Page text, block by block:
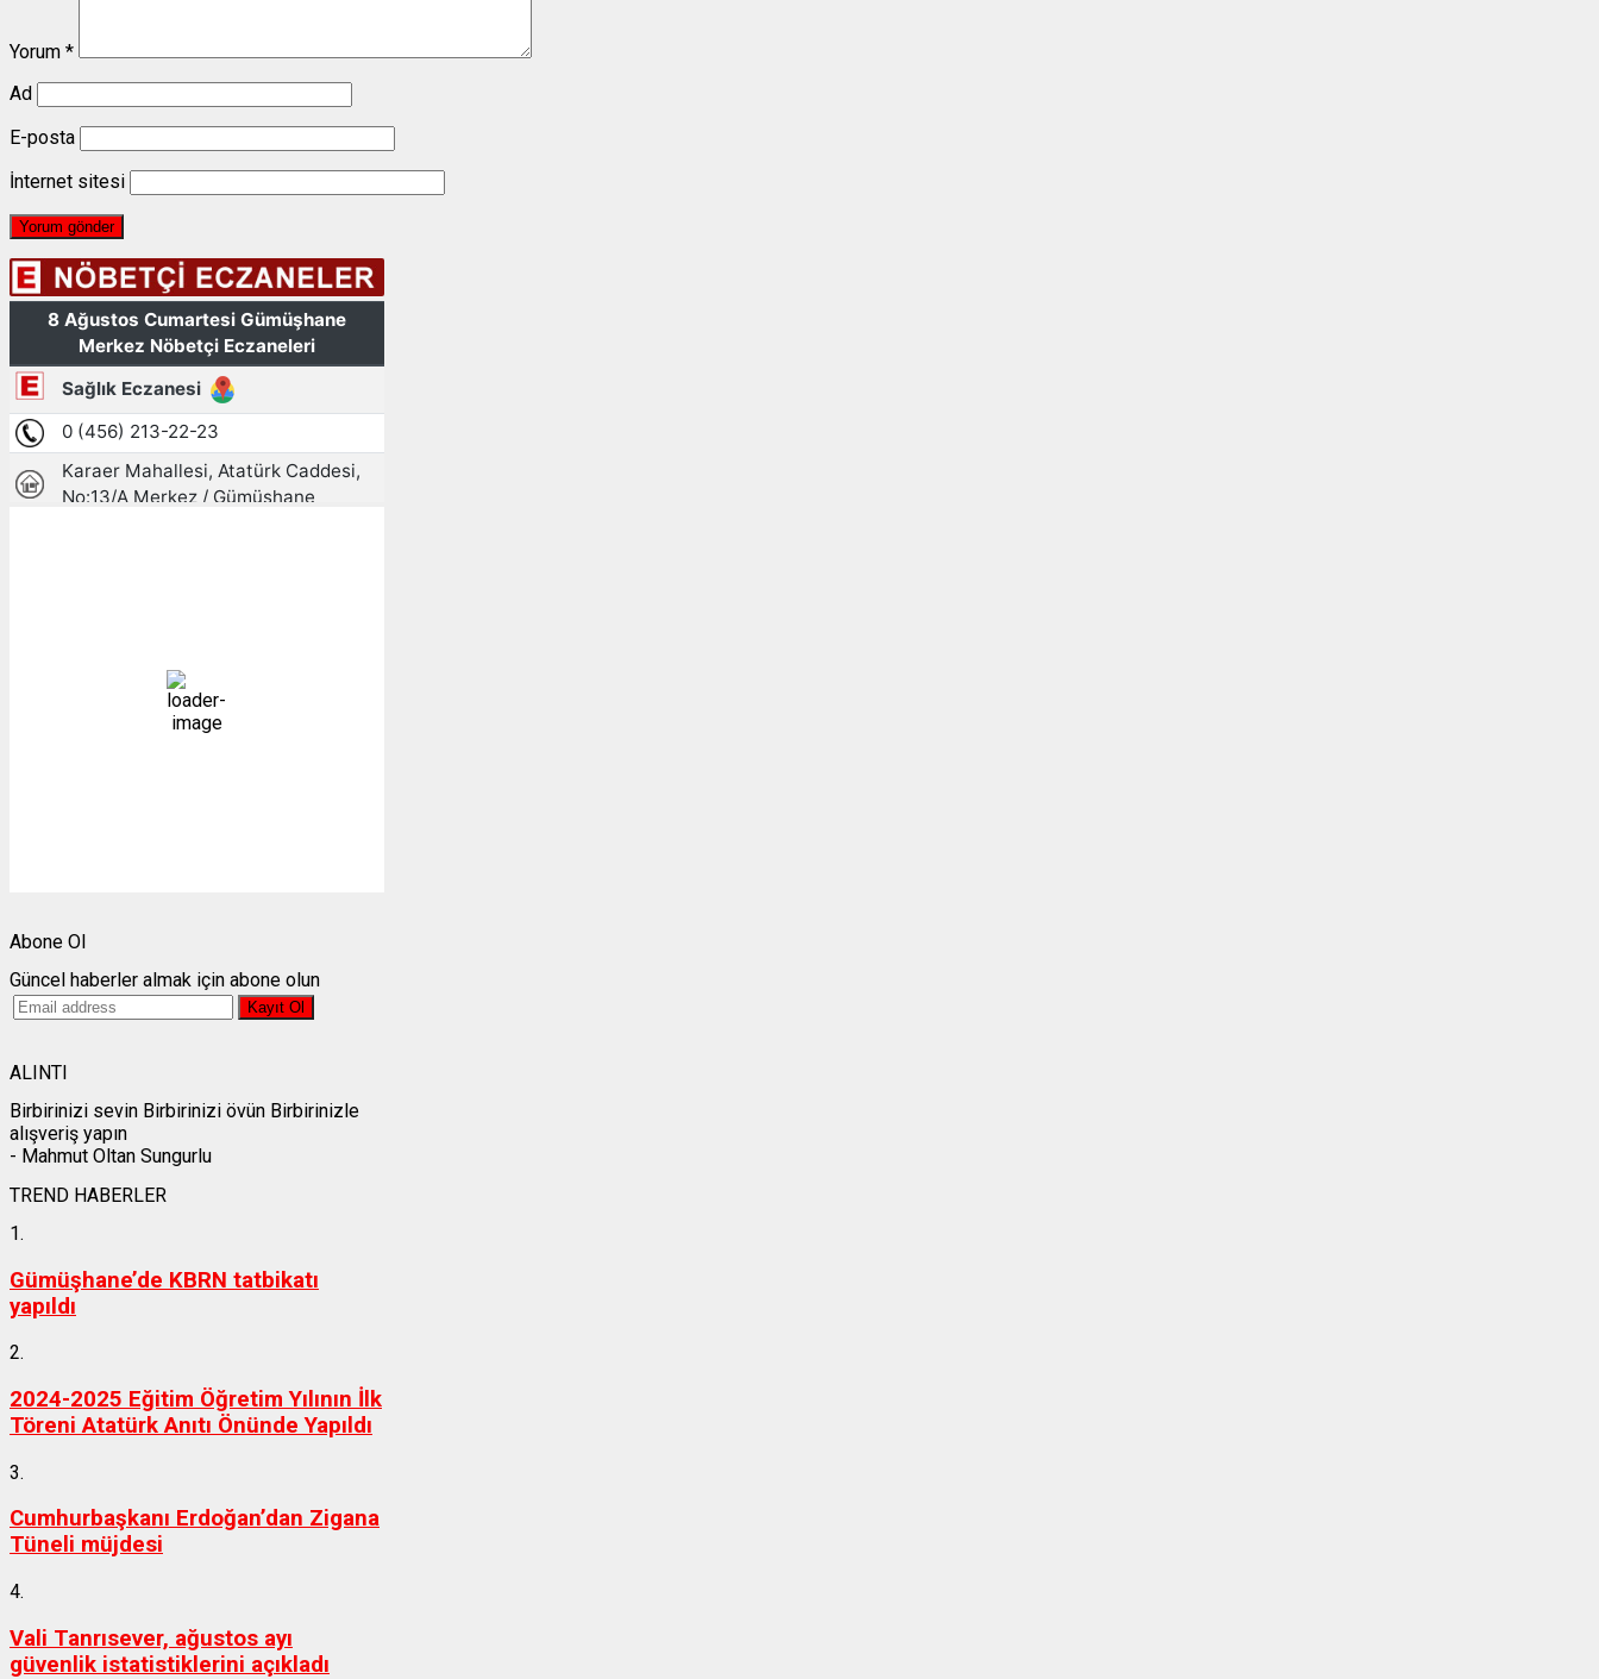
Yorum *
Ad
E-posta
İnternet sitesi
23 %
1004 mb
Abone Ol
Güncel haberler almak için abone olun
ALINTI
Birbirinizi sevin Birbirinizi övün Birbirinizle
alışveriş yapın
- Mahmut Oltan Sungurlu
TREND HABERLER
1.
Gümüşhane’de KBRN tatbikatı
yapıldı
2.
2024-2025 Eğitim Öğretim Yılının İlk
Töreni Atatürk Anıtı Önünde Yapıldı
3.
Cumhurbaşkanı Erdoğan’dan Zigana
Tüneli müjdesi
4.
Vali Tanrısever, ağustos ayı
güvenlik istatistiklerini açıkladı